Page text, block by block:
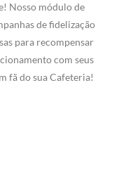
Nosso módulo de
de fidelização
para recompensar
com seus
fã do sua Cafeteria!